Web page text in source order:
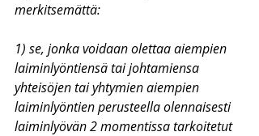
merkitsemättä:
1) se, jonka voidaan olettaa aiempien
laiminlyöntiensä tai johtamiensa
yhteisöjen tai yhtymien aiempien
laiminlyöntien perusteella olennaisesti
laiminlyövän 2 momentissa tarkoitetut